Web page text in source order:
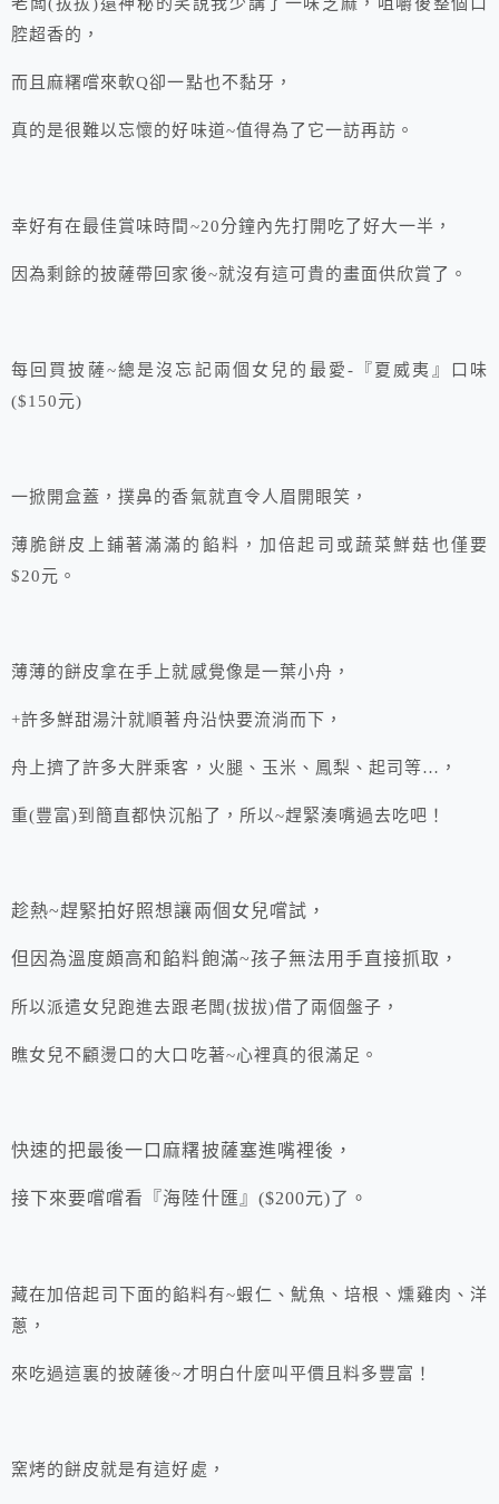
老闆(拔拔)還神秘的笑說我少講了一味芝麻，咀嚼後整個口
腔超香的，
而且麻糬嚐來軟Q卻一點也不黏牙，
真的是很難以忘懷的好味道~值得為了它一訪再訪。
幸好有在最佳賞味時間~20分鐘內先打開吃了好大一半，
因為剩餘的披薩帶回家後~就沒有這可貴的畫面供欣賞了。
每回買披薩~總是沒忘記兩個女兒的最愛-『夏威夷』口味
($150元)
一掀開盒蓋，撲鼻的香氣就直令人眉開眼笑，
薄脆餅皮上鋪著滿滿的餡料，加倍起司或蔬菜鮮菇也僅要
$20元。
薄薄的餅皮拿在手上就感覺像是一葉小舟，
+許多鮮甜湯汁就順著舟沿快要流淌而下，
舟上擠了許多大胖乘客，火腿、玉米、鳳梨、起司等…，
重(豐富)到簡直都快沉船了，所以~趕緊湊嘴過去吃吧！
趁熱~趕緊拍好照想讓兩個女兒嚐試，
但因為溫度頗高和餡料飽滿~孩子無法用手直接抓取，
所以派遣女兒跑進去跟老闆(拔拔)借了兩個盤子，
瞧女兒不顧燙口的大口吃著~心裡真的很滿足。
快速的把最後一口麻糬披薩塞進嘴裡後，
接下來要嚐嚐看『海陸什匯』($200元)了。
藏在加倍起司下面的餡料有~蝦仁、魷魚、培根、燻雞肉、洋
蔥，
來吃過這裏的披薩後~才明白什麼叫平價且料多豐富！
窯烤的餅皮就是有這好處，